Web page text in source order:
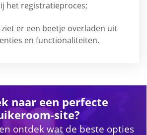
het registratieproces;
er een beetje overladen uit
en functionaliteiten.
naar een perfecte
site?
ontdek wat de beste opties